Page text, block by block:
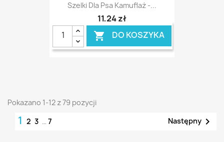
Szelki Dla Psa Kamuflaż -...
11,24 zł
 DO KOSZYKA
Pokazano 1-12 z 79 pozycji
1 2 3 … 7 Następny 